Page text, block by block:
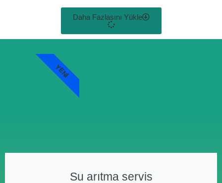
Daha Fazlasını Yükle
Su arıtma servis
YENI